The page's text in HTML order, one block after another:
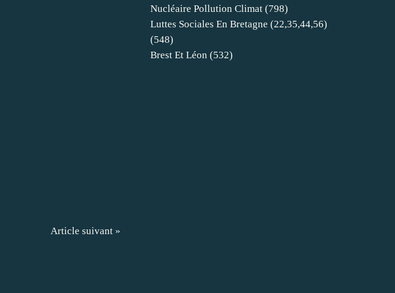
Article suivant »
Nucléaire Pollution Climat (798)
Luttes Sociales En Bretagne (22,35,44,56)
(548)
Brest Et Léon (532)